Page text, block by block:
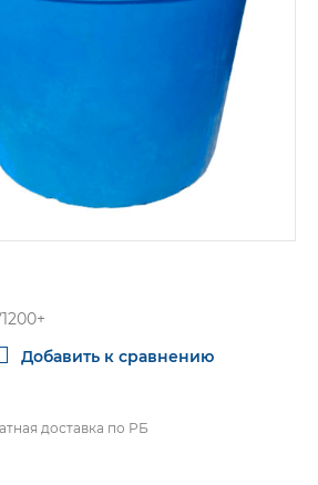
пт. 9:00-16:00
Добавить к сравнению
доставка по РБ